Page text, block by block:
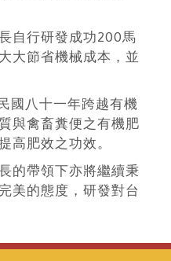
自行研發成功200馬
大節省機械成本，並
國八十一年跨越有機
與禽畜糞便之有機肥
高肥效之功效。
的帶領下亦將繼續秉
美的態度，研發對台